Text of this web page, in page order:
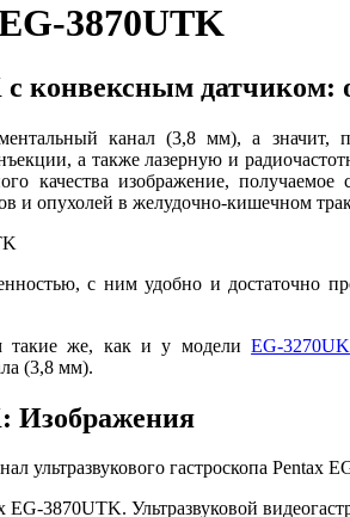
3870UTK
с конвексным датчиком:
канал (3,8 мм), а значит,
а также лазерную и
качества изображение,
и опухолей в желудочно-кишечном
с ним удобно и достаточно
такие же, как и у моделиEG-3270UK
(3,8 мм).
Изображения